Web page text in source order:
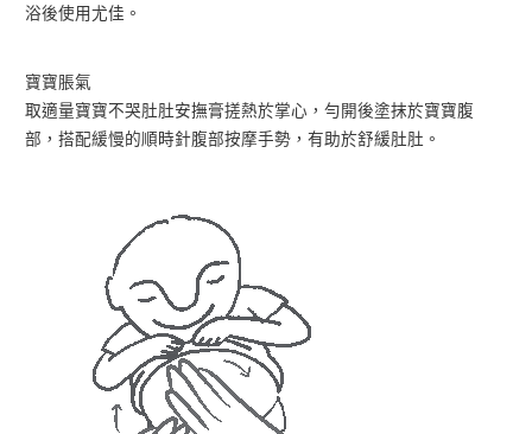
浴後使用尤佳。
寶寶脹氣
取適量寶寶不哭肚肚安撫膏搓熱於掌心，勻開後塗抹於寶寶腹
部，搭配緩慢的順時針腹部按摩手勢，有助於舒緩肚肚。